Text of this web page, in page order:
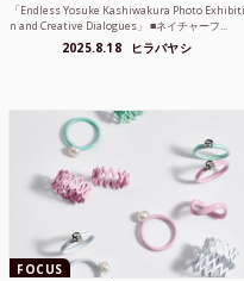
「Endless Yosuke Kashiwakura Photo
n and Creative Dialogues」 ■ネイチャーフ...
2025.8.18 ヒラバヤシ
FOCUS